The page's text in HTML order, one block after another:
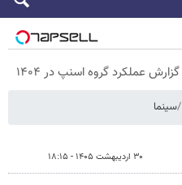
عملکرد گروه اسنپ در ۱۴۰۴
سینما
۳۰ اردیبهشت ۱۴۰۵ - ۱۸:۱۵